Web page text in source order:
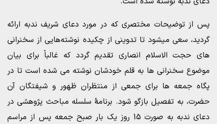
پس از توضیحات مختصری که در مورد دعای شریف ندبه ارائه
گردید، سعی میشود تا تدوینی از چکیده نوشته‌هایی از سخنرانی
های حجت الاسلام انصاری تقدیم گردد که غالباً برای بیان
موضوع سخنرانی ها به قلم خودشان نوشته می شده است تا در
پگاه جمعه ها برای جمعی از منتظران ظهور و شیفتگان آن
حضرت، به تفصیل بازگو شود. برنامۀ سلسله مباحث پژوهشی در
دعای ندبه به صورت 15 روز یک بار صبح جمعه پس از مراسم